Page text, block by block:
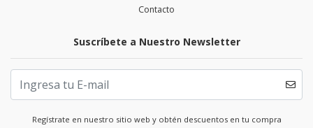
Contacto
Suscríbete a Nuestro Newsletter
Regístrate en nuestro sitio web y obtén descuentos en tu compra